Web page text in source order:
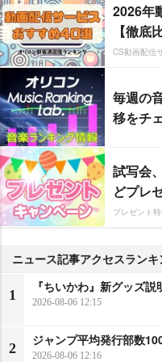
2026年
【徹底
CS動画配信
毎週の
移をチ
試写会
どプレ
プレゼント
ニュース記事アクセスランキ
1
『ちいかわ』新グッズ
2026-08-06 12:15
2
ジャンプ平均発行部数
2026-08-06 12:16